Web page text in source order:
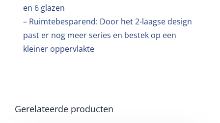
en 6 glazen
– Ruimtebesparend: Door het 2-laagse design
past er nog meer series en bestek op een
kleiner oppervlakte
Gerelateerde producten